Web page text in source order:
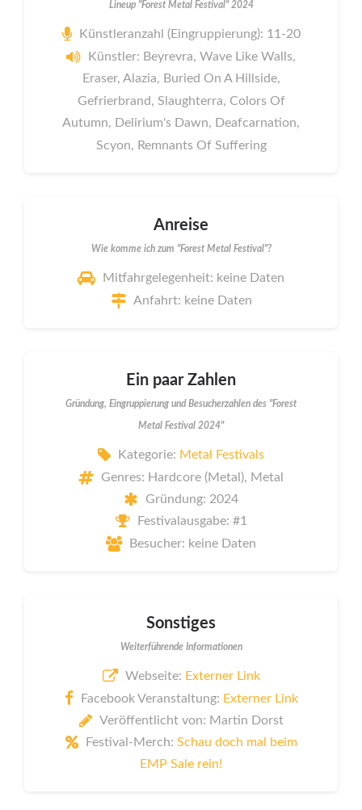
Lineup "Forest Metal Festival" 2024
Künstleranzahl (Eingruppierung): 11-20
Künstler: Beyrevra, Wave Like Walls,
Eraser, Alazia, Buried On A Hillside,
Gefrierbrand, Slaughterra, Colors Of
Autumn, Delirium's Dawn, Deafcarnation,
Scyon, Remnants Of Suffering
Anreise
Wie komme ich zum "Forest Metal Festival"?
Mitfahrgelegenheit: keine Daten
Anfahrt: keine Daten
Ein paar Zahlen
Gründung, Eingruppierung und Besucherzahlen des "Forest
Metal Festival 2024"
Kategorie: Metal Festivals
Genres: Hardcore (Metal), Metal
Gründung: 2024
Festivalausgabe: #1
Besucher: keine Daten
Sonstiges
Weiterführende Informationen
Webseite: Externer Link
Facebook Veranstaltung: Externer Link
Veröffentlicht von: Martin Dorst
Festival-Merch: Schau doch mal beim
EMP Sale rein!